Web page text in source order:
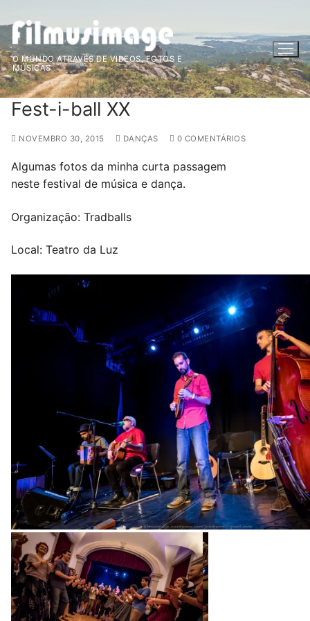
para
conteúdo
O MUNDO ATRAVÉS DE VIDEOS, FOTOS E
MÚSICAS
Fest-i-ball XX
NOVEMBRO 30, 2015 DANÇAS 0 COMENTÁRIOS
Algumas fotos da minha curta passagem
neste festival de música e dança.
Organização: Tradballs
Local: Teatro da Luz
Banda Bailias